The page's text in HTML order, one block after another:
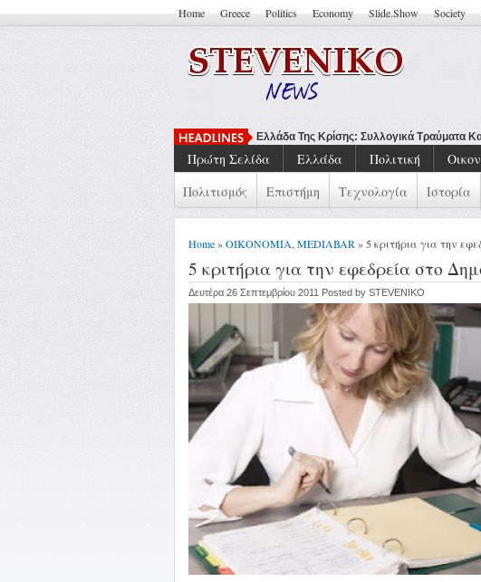
Home Greece Politics Economy Slide.Show Society
Να Μπορείς Να
Πρώτη Σελίδα Ελλάδα Πολιτική
Πολιτισμός
Επιστήμη Τεχνολογία Ιστορία
Home»ΟΙΚΟΝΟΜΙΑ MEDIABAR » 5 κριτήρια για την
5 κριτήρια για την εφεδρεία στο
Δευτέρα 26 Σεπτεμβρίου 2011 Posted by STEVENIKO